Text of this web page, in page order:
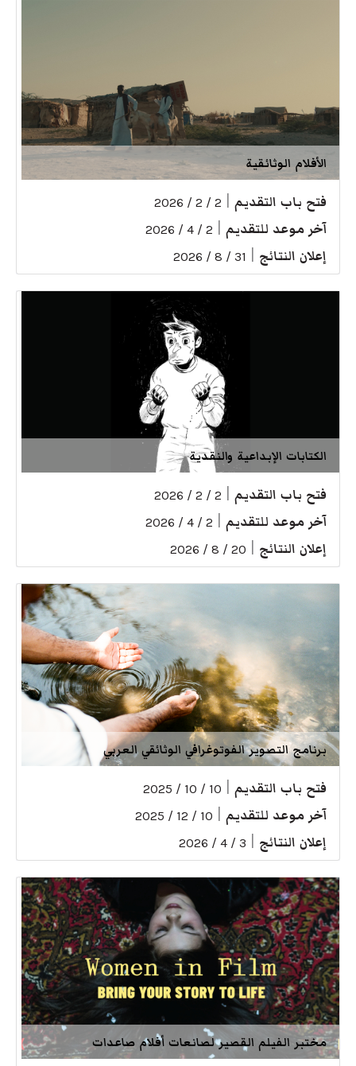
الأفلام الوثائقية
فتح باب التقديم 2 / 2 / 2026
آخر موعد للتقديم 2 / 4 / 2026
إعلان النتائج 31 / 8 / 2026
الكتابات الإبداعية والنقدية
فتح باب التقديم 2 / 2 / 2026
آخر موعد للتقديم 2 / 4 / 2026
إعلان النتائج 20 / 8 / 2026
برنامج التصوير الفوتوغرافي الوثائقي العربي
فتح باب التقديم 10 / 10 / 2025
آخر موعد للتقديم 10 / 12 / 2025
إعلان النتائج 3 / 4 / 2026
مختبر الفيلم القصير لصانعات أفلام صاعدات